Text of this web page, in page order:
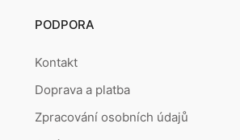
PODPORA
Kontakt
Doprava a platba
Zpracování osobních údajů